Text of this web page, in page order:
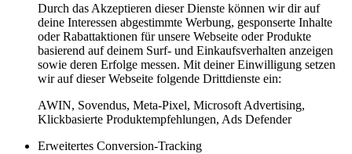
Durch das Akzeptieren dieser Dienste können wir dir auf
deine Interessen abgestimmte Werbung, gesponserte Inhalte
oder Rabattaktionen für unsere Webseite oder Produkte
basierend auf deinem Surf- und Einkaufsverhalten anzeigen
sowie deren Erfolge messen. Mit deiner Einwilligung setzen
wir auf dieser Webseite folgende Drittdienste ein:
AWIN, Sovendus, Meta-Pixel, Microsoft Advertising,
Klickbasierte Produktempfehlungen, Ads Defender
Erweitertes Conversion-Tracking